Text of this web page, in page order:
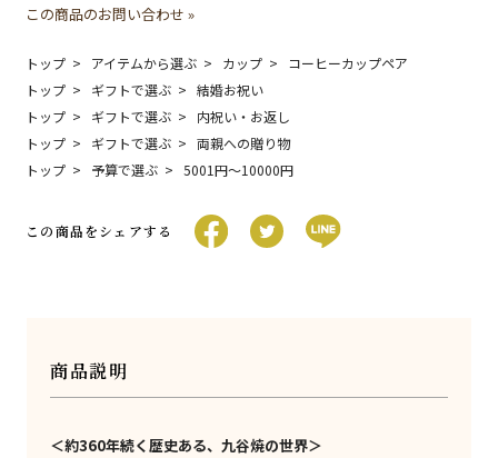
この商品のお問い合わせ »
トップ アイテムから選ぶ カップ
コーヒーカップペア
トップ
ギフトで選ぶ
結婚お祝い
トップ
ギフトで選ぶ
内祝い・お返し
トップ
ギフトで選ぶ
両親への贈り物
トップ
予算で選ぶ 5001円〜10000円
この商品をシェアする
商品説明
＜約360年続く歴史ある、九谷焼の世界＞